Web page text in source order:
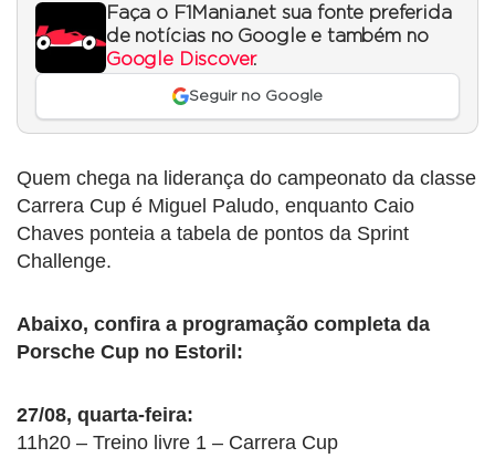
Faça o F1Mania.net sua fonte preferida
de notícias no Google e também no
Google Discover.
Seguir no Google
Quem chega na liderança do campeonato da classe
Carrera Cup é Miguel Paludo, enquanto Caio
Chaves ponteia a tabela de pontos da Sprint
Challenge.
Abaixo, confira a programação completa da
Porsche Cup no Estoril:
27/08, quarta-feira:
11h20 – Treino livre 1 – Carrera Cup